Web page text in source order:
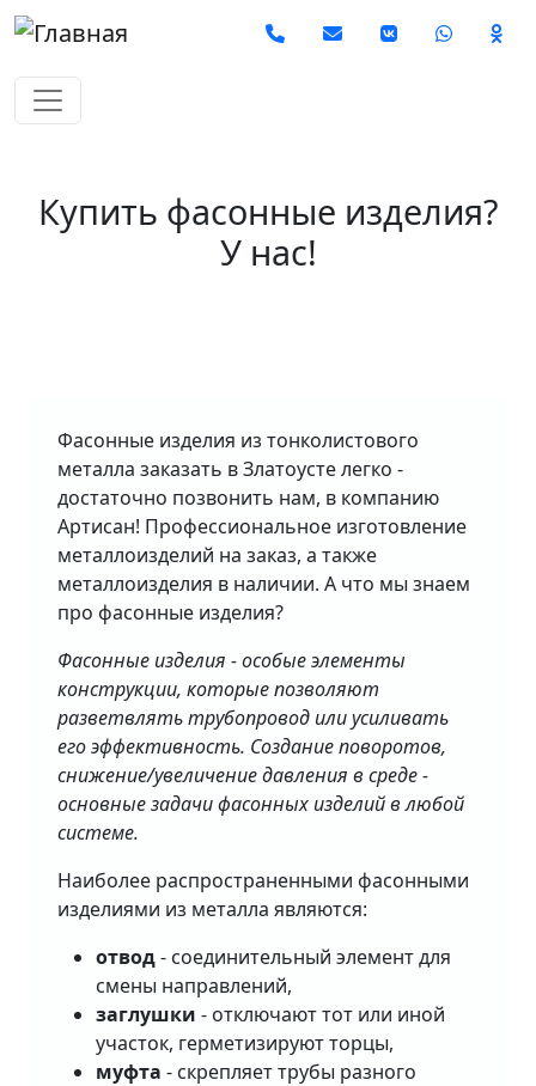
Перейти к основному содержанию
Social
Купить фасонные изделия?
У нас!
Фасонные изделия из тонколистового
металла заказать в Златоусте легко -
достаточно позвонить нам, в компанию
Артисан! Профессиональное изготовление
металлоизделий на заказ, а также
металлоизделия в наличии. А что мы знаем
про фасонные изделия?
Фасонные изделия - особые элементы
конструкции, которые позволяют
разветвлять трубопровод или усиливать
его эффективность. Создание поворотов,
снижение/увеличение давления в среде -
основные задачи фасонных изделий в любой
системе.
Наиболее распространенными фасонными
изделиями из металла являются:
отвод- соединительный элемент для
смены направлений,
заглушки - отключают тот или иной
участок, герметизируют торцы,
муфта - скрепляет трубы разного